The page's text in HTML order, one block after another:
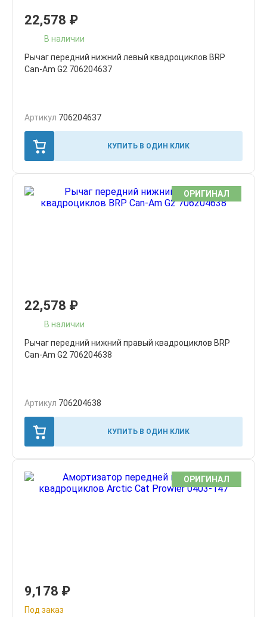
22,578 ₽
В наличии
Рычаг передний нижний левый квадроциклов BRP
Can-Am G2 706204637
Артикул 706204637
КУПИТЬ В ОДИН КЛИК
ОРИГИНАЛ
22,578 ₽
В наличии
Рычаг передний нижний правый квадроциклов BRP
Can-Am G2 706204638
Артикул 706204638
КУПИТЬ В ОДИН КЛИК
ОРИГИНАЛ
9,178 ₽
Под заказ